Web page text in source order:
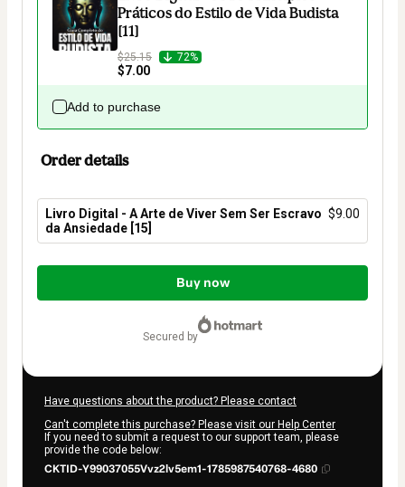
Práticos do Estilo de Vida Budista
[11]
$25.15 72%
$7.00
Add to purchase
Order details
Livro Digital - A Arte de Viver Sem Ser Escravo
da Ansiedade [15]
$9.00
Total
$9.00
Buy now
secured by
Have questions about the product? Please contact
Can't complete this purchase? Please visit our Help Center
If you need to submit a request to our support team, please
provide the code below:
CKTID-Y99037055Vvz2lv5em1-1785987540768-4680